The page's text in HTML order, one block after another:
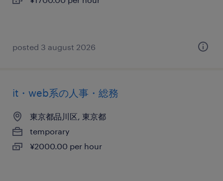
posted 3 august 2026
it・web系の人事・総務
東京都品川区, 東京都
temporary
¥2000.00 per hour